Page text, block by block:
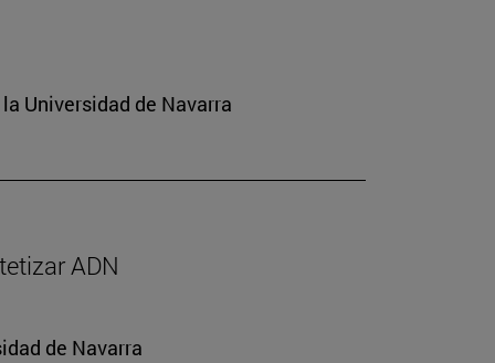
Universidad de Navarra
ADN
de Navarra